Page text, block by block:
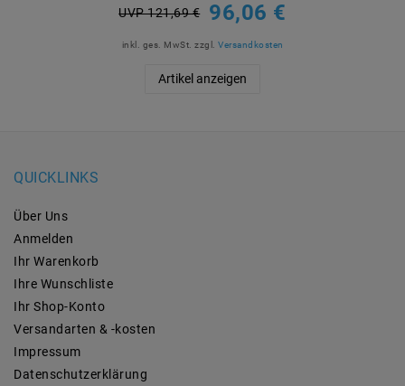
UVP 121,69 € 96,06 €
inkl. ges. MwSt. zzgl. Versandkosten
Artikel anzeigen
QUICKLINKS
Über Uns
Anmelden
Ihr Warenkorb
Ihre Wunschliste
Ihr Shop-Konto
Versandarten & -kosten
Impressum
Daten­schutz­erklärung